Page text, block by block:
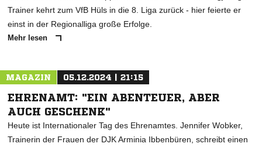
Trainer kehrt zum VfB Hüls in die 8. Liga zurück - hier feierte er
einst in der Regionalliga große Erfolge.
Mehr lesen
MAGAZIN 05.12.2024 | 21:15
EHRENAMT: "EIN ABENTEUER, ABER
AUCH GESCHENK"
Heute ist Internationaler Tag des Ehrenamtes. Jennifer Wobker,
Trainerin der Frauen der DJK Arminia Ibbenbüren, schreibt einen